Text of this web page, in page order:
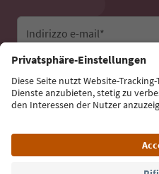
Indirizzo e-mail*
Iscriviti